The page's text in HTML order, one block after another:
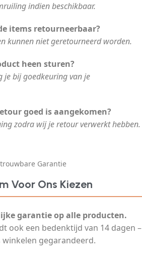
indien beschikbaar.
items retourneerbaar?
kunnen niet geretourneerd worden.
heen sturen?
je bij goedkeuring van je
goed is aangekomen?
zodra wij je retour verwerkt hebben.
Garantie
Voor Ons Kiezen
garantie op alle producten.
ook een bedenktijd van 14 dagen –
gegarandeerd.